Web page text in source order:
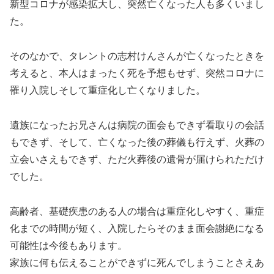
新型コロナが感染拡大し、突然亡くなった人も多くいまし
た。
そのなかで、タレントの志村けんさんが亡くなったときを
考えると、本人はまったく死を予想もせず、突然コロナに
罹り入院しそして重症化し亡くなりました。
遺族になったお兄さんは病院の面会もできず看取りの会話
もできず、そして、亡くなった後の葬儀も行えず、火葬の
立会いさえもできず、ただ火葬後の遺骨が届けられただけ
でした。
高齢者、基礎疾患のある人の場合は重症化しやすく、重症
化までの時間が短く、入院したらそのまま面会謝絶になる
可能性は今後もあります。
家族に何も伝えることができずに死んでしまうことさえあ